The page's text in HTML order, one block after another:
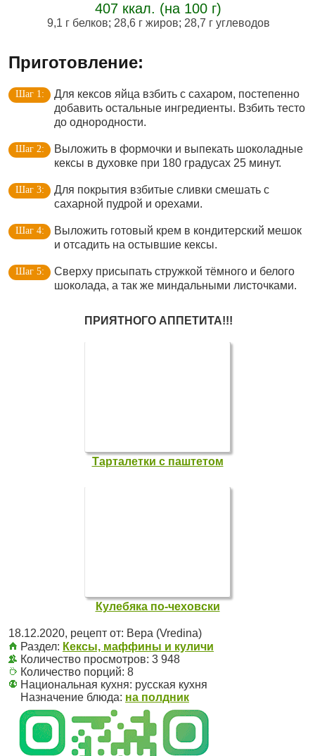
407 ккал. (на 100 г)
9,1 г белков; 28,6 г жиров; 28,7 г углеводов
Приготовление:
Для кексов яйца взбить с сахаром, постепенно
добавить остальные ингредиенты. Взбить тесто
до однородности.
Выложить в формочки и выпекать шоколадные
кексы в духовке при 180 градусах 25 минут.
Для покрытия взбитые сливки смешать с
сахарной пудрой и орехами.
Выложить готовый крем в кондитерский мешок
и отсадить на остывшие кексы.
Сверху присыпать стружкой тёмного и белого
шоколада, а так же миндальными листочками.
ПРИЯТНОГО АППЕТИТА!!!
Тарталетки с паштетом
Кулебяка по-чеховски
18.12.2020, рецепт от: Вера (Vredina)
Раздел: Кексы, маффины и куличи
Количество просмотров: 3 948
Количество порций: 8
Национальная кухня: русская кухня
Назначение блюда: на полдник